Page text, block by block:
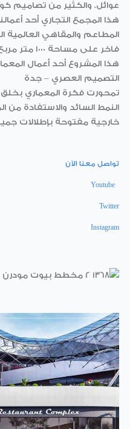
عوائل. والكثير من تصاميم
المطاعم والمقاهي العالمية
فاخر على مساحة 1000 متر مربع.
هذا المشروع أحد أعمال
التصميم العصري – جدة
تمحورت فكرة المعماري
النمط السائد والاستفادة من
خارجية مفتوحة بإطلالات
تواصل معنا الآن
Twitter
Instagram